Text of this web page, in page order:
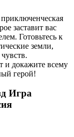
заставит вас
Готовьтесь к
земли,
и докажите всему
герой!
Игра